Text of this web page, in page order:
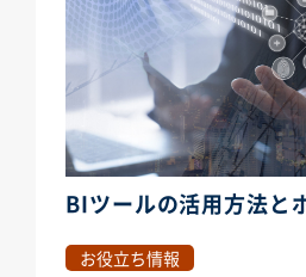
BIツールの活用方法と
お役立ち情報